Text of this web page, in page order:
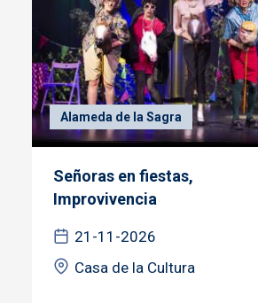
Alameda de la Sagra
Señoras en fiestas,
Improvivencia
21-11-2026
Casa de la Cultura